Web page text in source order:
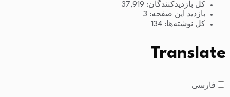
کل بازدیدکنند‌گان: 37,919
بازدید این صفحه: 3
کل نوشته‌ها: 134
Translate
فارسی